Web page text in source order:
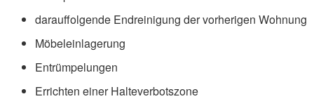
darauffolgende Endreinigung der vorherigen Wohnung
Möbeleinlagerung
Entrümpelungen
Errichten einer Halteverbotszone